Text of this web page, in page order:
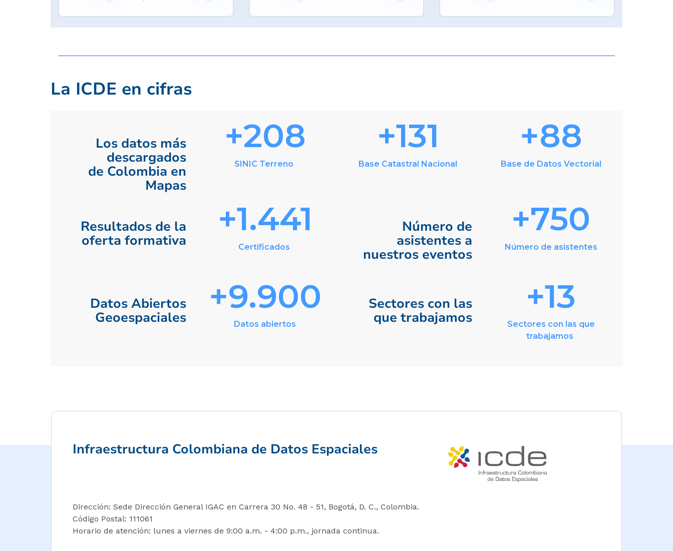
La ICDE en cifras
Los datos más
descargados
de Colombia en
Mapas
+208
SINIC Terreno
+131
Base Catastral Nacional
+88
Base de Datos Vectorial
Resultados de la
oferta formativa
+1.441
Certificados
Número de
asistentes a
nuestros eventos
+750
Número de asistentes
Datos Abiertos
Geoespaciales
+9.900
Datos abiertos
Sectores con las
que trabajamos
+13
Sectores con las que
trabajamos
Infraestructura Colombiana de Datos Espaciales
Dirección: Sede Dirección General IGAC en Carrera 30 No. 48 - 51, Bogotá, D. C., Colombia.
Código Postal: 111061
Horario de atención: lunes a viernes de 9:00 a.m. - 4:00 p.m., jornada continua.